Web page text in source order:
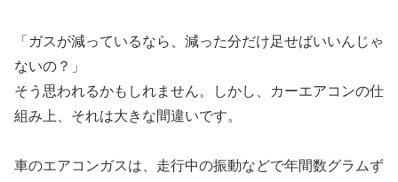
「ガスが減っているなら、減った分だけ足せばいいんじゃ
ないの？」
そう思われるかもしれません。しかし、カーエアコンの仕
組み上、それは大きな間違いです。
車のエアコンガスは、走行中の振動などで年間数グラムず